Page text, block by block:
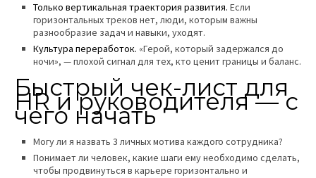
Только вертикальная траектория развития. Если
горизонтальных треков нет, люди, которым важны
разнообразие задач и навыки, уходят.
Культура переработок. «Герой, который задержался до
ночи», — плохой сигнал для тех, кто ценит границы и баланс.
Быстрый чек-лист для
HR и руководителя — с
чего начать
Могу ли я назвать 3 личных мотива каждого сотрудника?
Понимает ли человек, какие шаги ему необходимо сделать,
чтобы продвинуться в карьере горизонтально и